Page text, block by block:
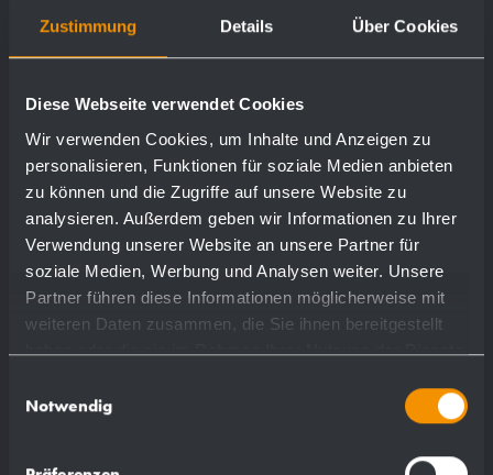
Zustimmung Details Über Cookies
Diese Webseite verwendet Cookies
Wir verwenden Cookies, um Inhalte und Anzeigen zu
personalisieren, Funktionen für soziale Medien anbieten
zu können und die Zugriffe auf unsere Website zu
analysieren. Außerdem geben wir Informationen zu Ihrer
Verwendung unserer Website an unsere Partner für
soziale Medien, Werbung und Analysen weiter. Unsere
Partner führen diese Informationen möglicherweise mit
weiteren Daten zusammen, die Sie ihnen bereitgestellt
haben oder die sie im Rahmen Ihrer Nutzung der Dienste
Notwendig
Werkstoff und trägt aktiv zu einer nachhaltigen
Kreislaufwirtschaft bei.
Ein weiterer entscheidender Nachhaltigkeitsfaktor von
Edelstahl ist seine außergewöhnlich lange
Lebensdauer. Das Material ist, je nach Spezifikation,
korrosionsbeständig, widerstandsfähig gegenüber
Witterungseinflüssen und mechanischen Belastungen.
Die Kombination aus Langlebigkeit und nahezu
vollständiger Wiederverwertbarkeit macht Edelstahl
zu einem besonders nachhaltigen Werkstoff:
- Edelstahl hat eine
95 %
- Edelstahl hat einen
Recyclinganteil* von 84,4